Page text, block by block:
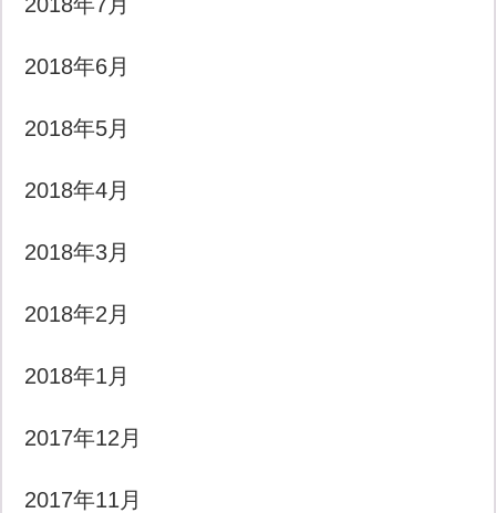
2018年6月
2018年5月
2018年4月
2018年3月
2018年2月
2018年1月
2017年12月
2017年11月